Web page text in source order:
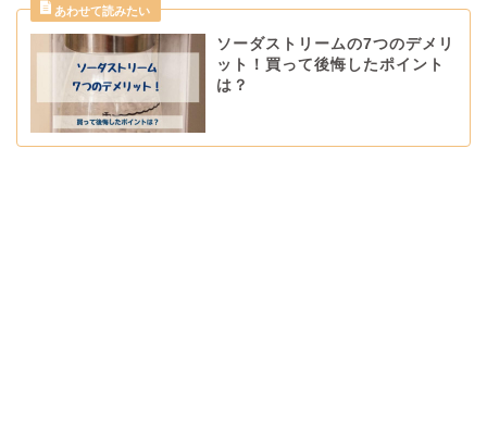
ソーダストリームの7つのデメリ
ット！買って後悔したポイント
は？